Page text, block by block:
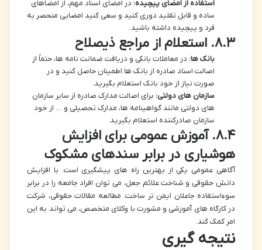
استفاده از امضای پیچیده: در امضای اسناد مهم، از امضاهای
ساده و قابل تقلید دوری کنید و سعی کنید امضایی منحصر به
فرد و پیچیده داشته باشید.
۸.۳. استعلام از مراجع ذیصلاح
بانک ها: در معاملات بانکی و دریافت ضمانت نامه ها، حتماً از
اصالت اسناد صادره از بانک ها اطمینان حاصل کنید و در
صورت نیاز از خود بانک استعلام بگیرید.
سازمان های دولتی: برای اصالت مدارک صادره از سایر سازمان
های دولتی مانند گواهینامه ها، مدارک تحصیلی و … از خود
سازمان صادرکننده استعلام بگیرید.
۸.۴. آموزش عمومی برای افزایش
هوشیاری در برابر سندهای مشکوک
آگاهی عمومی یکی از بهترین راه های پیشگیری است. با افزایش
دانش حقوقی و شناخت علائم جعل، می توان افراد جامعه را در برابر
سوءاستفاده جاعلان ایمن تر ساخت. مطالعه مقالات حقوقی، شرکت
در کارگاه های آموزشی و مشورت با وکلای متخصص، می تواند به این
امر کمک کند.
نتیجه گیری